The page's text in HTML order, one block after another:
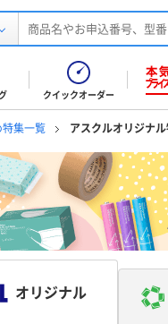
クイックオーダー
特集一覧 アスクルオリジナ
オリジナル